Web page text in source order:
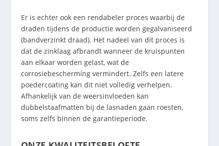
Er is echter ook een rendabeler proces waarbij de
draden tijdens de productie worden gegalvaniseerd
(bandverzinkt draad). Het nadeel van dit proces is
dat de zinklaag afbrandt wanneer de kruispunten
aan elkaar worden gelast, wat de
corrosiebescherming vermindert. Zelfs een latere
poedercoating kan dit niet volledig verhelpen.
Afhankelijk van de weersinvloeden kan
dubbelstaafmatten bij de lasnaden gaan roesten,
soms zelfs binnen de garantieperiode.